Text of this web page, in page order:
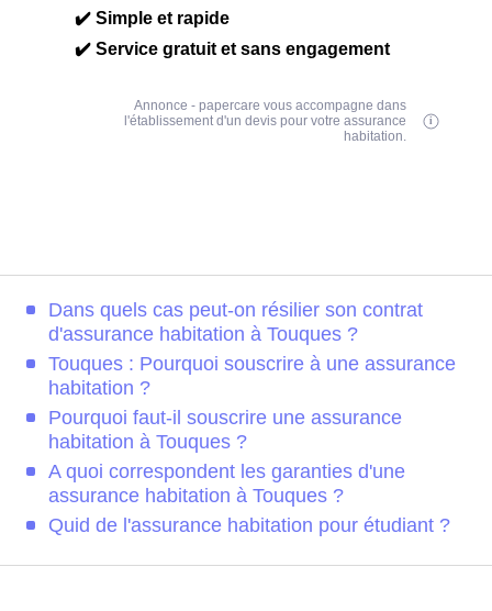
✔️ Simple et rapide
✔️ Service gratuit et sans engagement
Annonce - papercare vous accompagne dans
l'établissement d'un devis pour votre assurance
habitation.
Dans quels cas peut-on résilier son contrat
d'assurance habitation à Touques ?
Touques : Pourquoi souscrire à une assurance
habitation ?
Pourquoi faut-il souscrire une assurance
habitation à Touques ?
A quoi correspondent les garanties d'une
assurance habitation à Touques ?
Quid de l'assurance habitation pour étudiant ?